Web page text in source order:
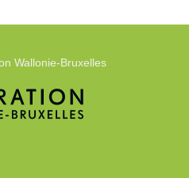
Wallonie-Bruxelles